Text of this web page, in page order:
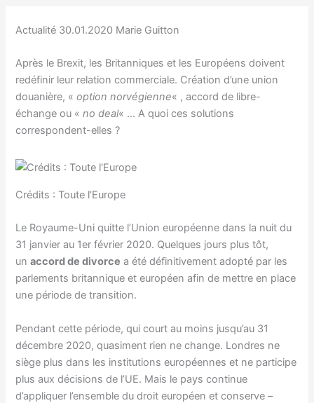
Actualité 30.01.2020 Marie Guitton
Après le Brexit, les Britanniques et les Européens doivent
redéfinir leur relation commerciale. Création d’une union
douanière, «option norvégienne« , accord de libre-
échange ou «no deal« … A quoi ces solutions
correspondent-elles ?
Crédits : Toute l’Europe
Le Royaume-Uni quitte l’Union européenne dans la nuit du
31 janvier au 1er février 2020. Quelques jours plus tôt,
unaccord de divorce a été définitivement adopté par les
parlements britannique et européen afin de mettre en place
une période de transition.
Pendant cette période, qui court au moins jusqu’au 31
décembre 2020, quasiment rien ne change. Londres ne
siège plus dans les institutions européennes et ne participe
plus aux décisions de l’UE. Mais le pays continue
d’appliquer l’ensemble du droit européen et conserve –